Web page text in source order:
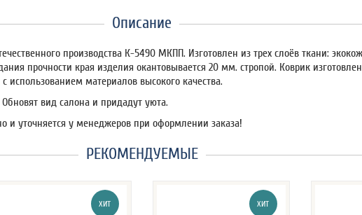
Описание
производства К-5490 МКПП. Изготовлен из трех слоёв ткани:
прочности края изделия окантовывается 20 мм. стропой. Коврик
использованием материалов высокого качества.
вид салона и придадут уюта.
и уточняется у менеджеров при оформлении заказа!
РЕКОМЕНДУЕМЫЕ
ХИТ ХИТ